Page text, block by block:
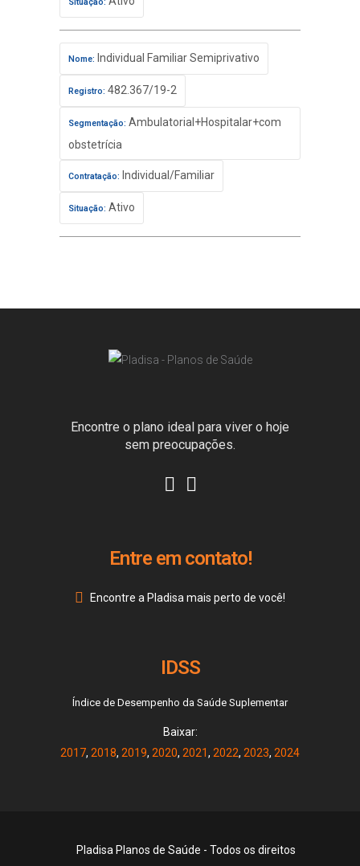
Nome: Individual Familiar Semiprivativo
Registro: 482.367/19-2
Segmentação: Ambulatorial+Hospitalar+com
obstetrícia
Contratação: Individual/Familiar
Situação: Ativo
Encontre o plano ideal para viver o hoje
sem preocupações.
Entre em contato!
Encontre a Pladisa mais perto de você!
IDSS
Índice de Desempenho da Saúde Suplementar
Baixar:
2017, 2018, 2019, 2020, 2021, 2022, 2023, 2024
Pladisa Planos de Saúde - Todos os direitos